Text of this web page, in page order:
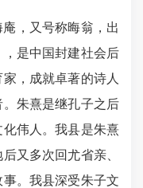
，又号称晦翁，出
是中国封建社会后
，成就卓著的诗人
朱熹是继孔子之后
伟人。我县是朱熹
又多次回尤省亲、
。我县深受朱子文